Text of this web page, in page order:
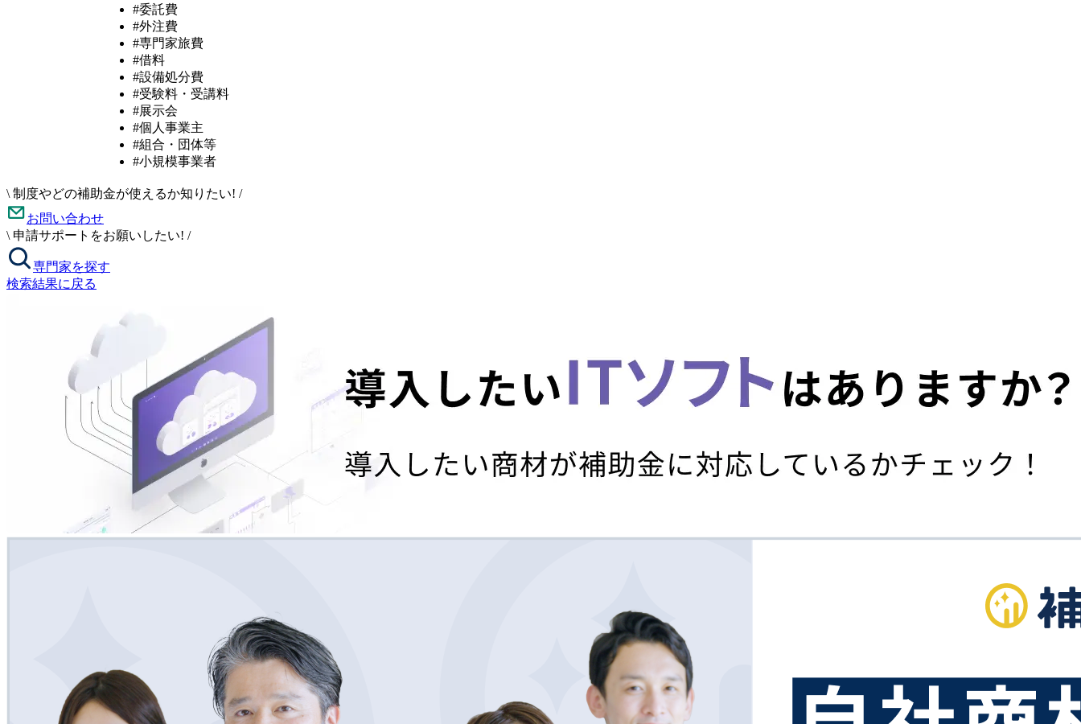
#委託費
#外注費
#専門家旅費
#借料
#設備処分費
#受験料・受講料
#展示会
#個人事業主
#組合・団体等
#小規模事業者
\ 制度やどの補助金が使えるか知りたい! /
お問い合わせ
\ 申請サポートをお願いしたい! /
専門家を探す
検索結果に戻る